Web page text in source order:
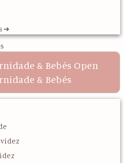
➜
& Bebés Open
& Bebés